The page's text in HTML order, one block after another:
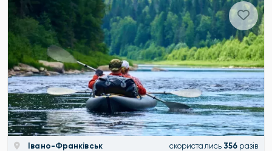
Івано-Франківськ скористались 356 разів